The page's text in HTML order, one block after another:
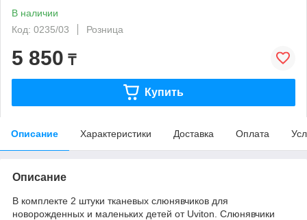
В наличии
Код: 0235/03
Розница
5 850 ₸
Купить
Описание Характеристики Доставка Оплата
Описание
В комплекте 2 штуки тканевых слюнявчиков для
новорожденных и маленьких детей от Uviton. Слюнявчики